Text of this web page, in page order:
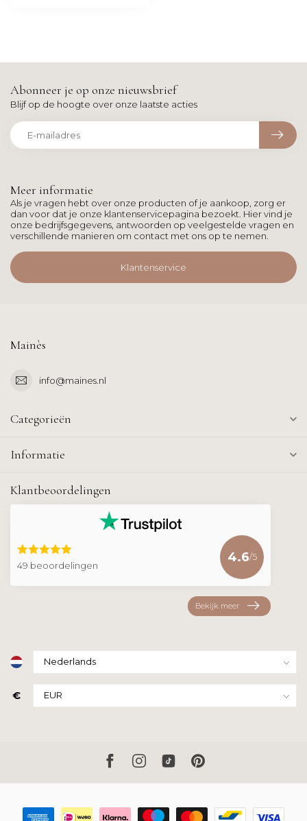
Meer informatie
Als je vragen hebt over onze producten of je aankoop, zorg er
dan voor dat je onze klantenservicepagina bezoekt. Hier vind je
onze bedrijfsgegevens, antwoorden op veelgestelde vragen en
verschillende manieren om contact met ons op te nemen.
Klantenservice
Abonneer je op onze nieuwsbrief
Blijf op de hoogte over onze laatste acties
Mainès
info@maines.nl
Categorieën
Informatie
Klantbeoordelingen
49 beoordelingen
4.6/5
Bekijk meer
€